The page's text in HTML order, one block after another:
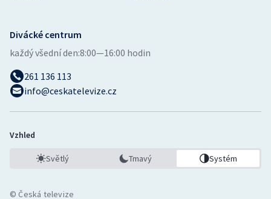
Divácké centrum
každý všední den:8:00—16:00 hodin
261 136 113
info@ceskatelevize.cz
Vzhled
Světlý Tmavý Systém
© Česká televize